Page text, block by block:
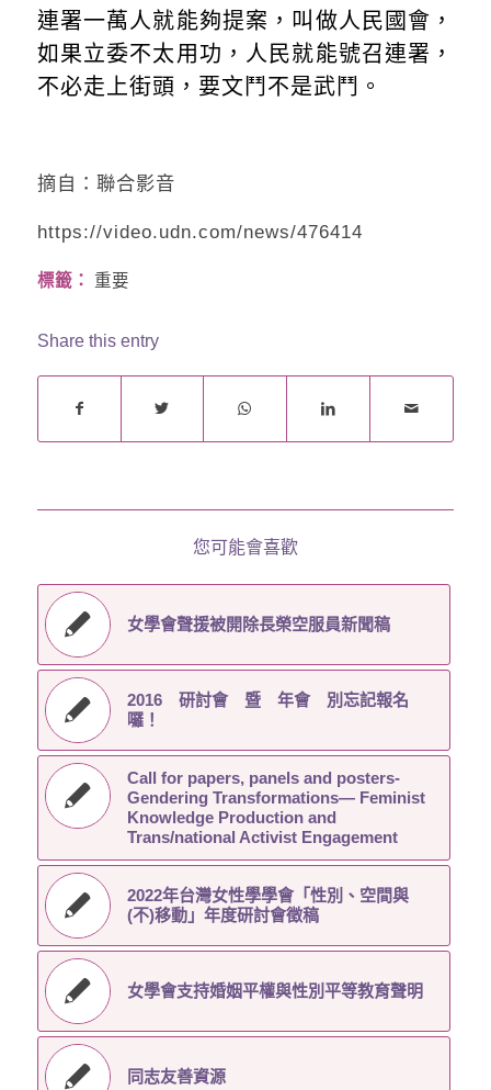
連署一萬人就能夠提案，叫做人民國會，
如果立委不太用功，人民就能號召連署，
不必走上街頭，要文鬥不是武鬥。
摘自：聯合影音
https://video.udn.com/news/476414
標籤： 重要
Share this entry
您可能會喜歡
女學會聲援被開除長榮空服員新聞稿
2016 研討會 暨 年會 別忘記報名
囉！
Call for papers, panels and posters-
Gendering Transformations― Feminist
Knowledge Production and
Trans/national Activist Engagement
2022年台灣女性學學會「性別、空間與
(不)移動」年度研討會徵稿
女學會支持婚姻平權與性別平等教育聲明
同志友善資源